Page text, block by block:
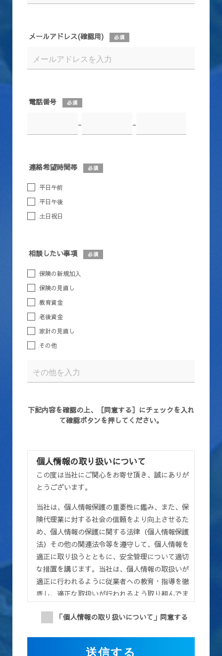
メールアドレス(確認用) 必須
電話番号 必須
- -
連絡希望時間帯 必須
平日午前
平日午後
土日祝日
相談したい事項 必須
保険の新規加入
保険の見直し
教育資金
老後資金
家計の見直し
その他
下記内容を確認の上、［同意する］にチェックを入れ
て確認ボタンを押してください。
個人情報の取り扱いについて
この度は当社にご関心をお寄せ頂き、誠にありが
とうございます。
当社は、個人情報保護の重要性に鑑み、また、保
険代理業に対する社会の信頼をより向上させるた
め、個人情報の保護に関する法律（個人情報保護
法）その他の関連法令等を遵守して、個人情報を
適正に取り扱うとともに、安全管理について適切
な措置を講じます。当社は、個人情報の取扱いが
適正に行われるように従業者への教育・指導を徹
底し、適正な取扱いが行われるよう取り組んでま
情・相談に迅速に対応し、当社の個人情報の取扱
「個人情報の取り扱いについて」同意する